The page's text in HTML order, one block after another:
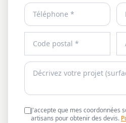
J'accepte que mes coordonnées
artisans pour obtenir des devis.